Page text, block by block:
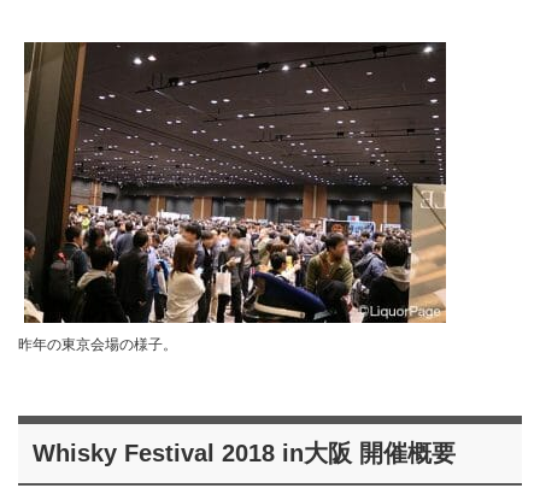
昨年の東京会場の様子。
Whisky Festival 2018 in大阪 開催概要